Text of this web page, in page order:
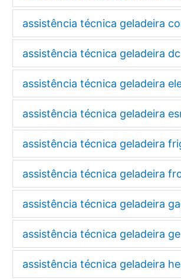
assistência técnica geladeira
assistência técnica geladeira
assistência técnica geladeira
assistência técnica geladeira
assistência técnica geladeira
assistência técnica geladeira
assistência técnica geladeira
assistência técnica geladeira ge
assistência técnica geladeira